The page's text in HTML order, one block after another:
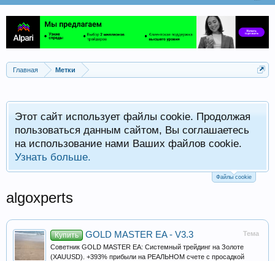
Главная Метки
Этот сайт использует файлы cookie. Продолжая
пользоваться данным сайтом, Вы соглашаетесь
на использование нами Ваших файлов cookie.
Узнать больше.
Файлы cookie
algoxperts
Тема
Купить GOLD MASTER EA - V3.3
Советник GOLD MASTER EA: Системный трейдинг на Золоте
(XAUUSD). +393% прибыли на РЕАЛЬНОМ счете с просадкой